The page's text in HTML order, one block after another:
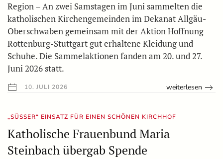
Region – An zwei Samstagen im Juni sammelten die
katholischen Kirchengemeinden im Dekanat Allgäu-
Oberschwaben gemeinsam mit der Aktion Hoffnung
Rottenburg-Stuttgart gut erhaltene Kleidung und
Schuhe. Die Sammelaktionen fanden am 20. und 27.
Juni 2026 statt.
10. JULI 2026 weiterlesen
„SÜSSER“ EINSATZ FÜR EINEN SCHÖNEN KIRCHHOF
Katholische Frauenbund Maria
Steinbach übergab Spende